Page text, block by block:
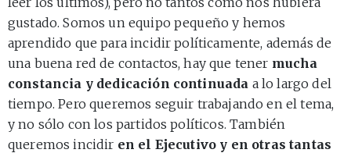
gustado. Somos un equipo pequeño y hemos
aprendido que para incidir políticamente, además de
una buena red de contactos, hay que tener mucha
constancia y dedicación continuada a lo largo del
tiempo. Pero queremos seguir trabajando en el tema,
y no sólo con los partidos políticos. También
queremos incidir en el Ejecutivo y en otras tantas